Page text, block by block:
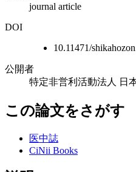
journal article
DOI
10.11471/
公開者
特定非営利活動法人 日
この論文をさがす
医中誌
CiNii Books